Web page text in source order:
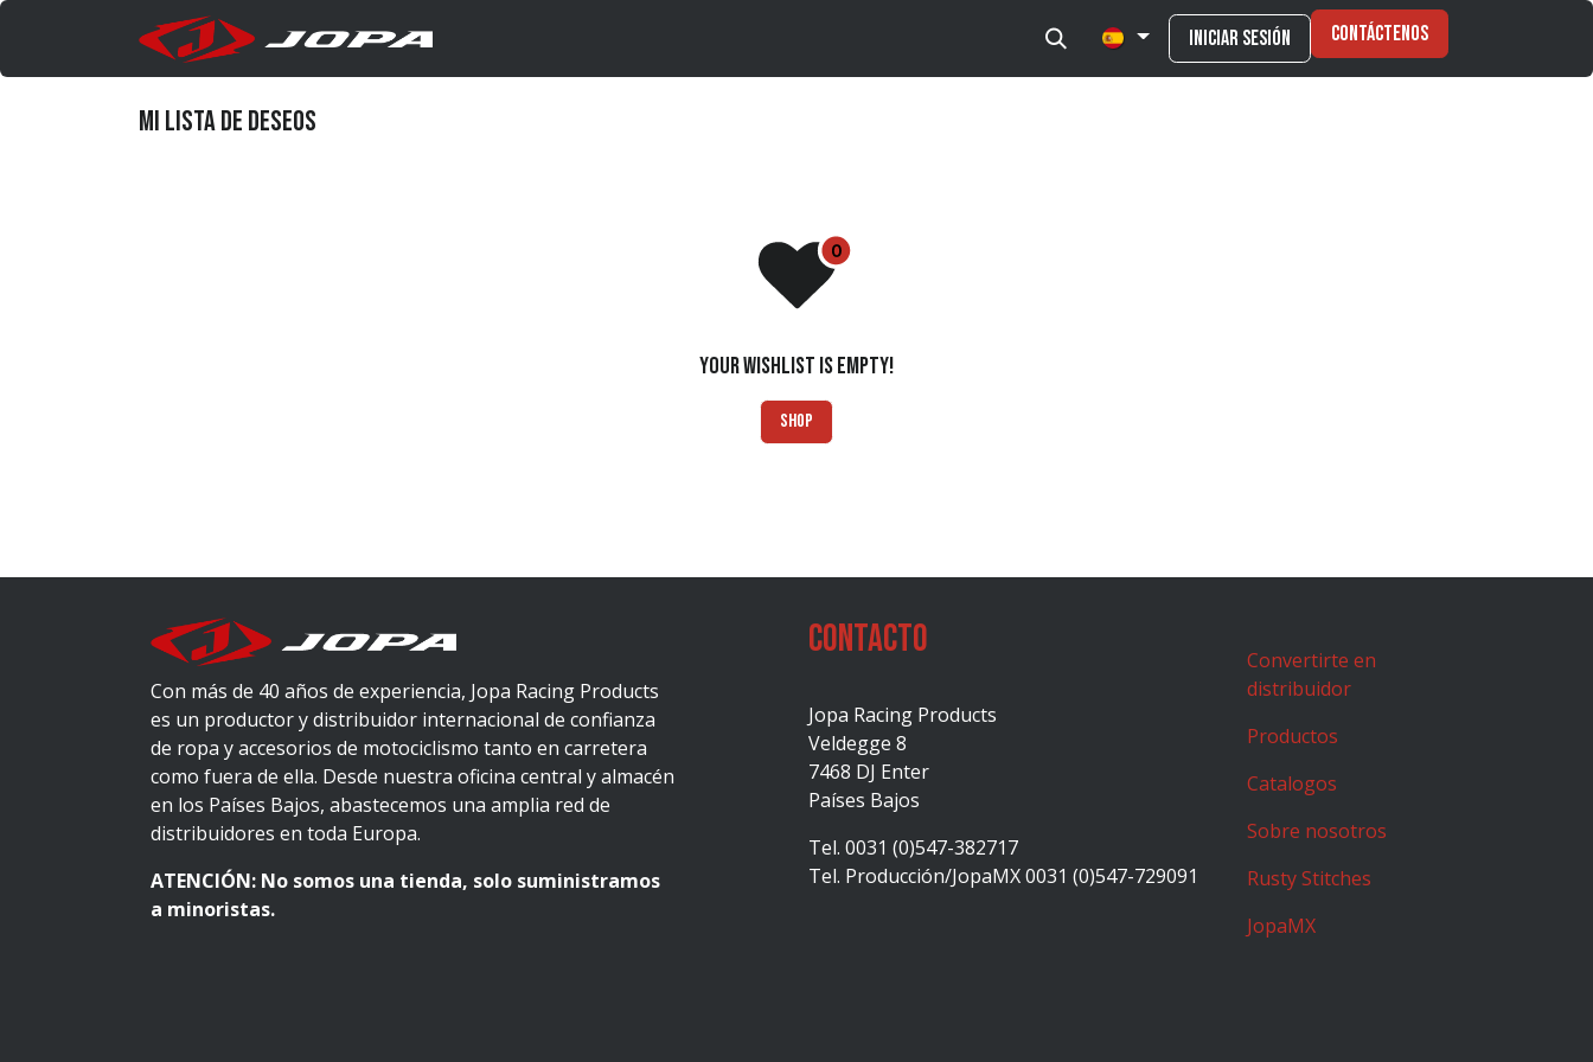
Ir al contenido
Iniciar sesión Contáctenos
Mi lista de deseos
Your wishlist is empty!
Shop
Con más de 40 años de experiencia, Jopa Racing Products
es un productor y distribuidor internacional de confianza
de ropa y accesorios de motociclismo tanto en carretera
como fuera de ella. Desde nuestra oficina central y almacén
en los Países Bajos, abastecemos una amplia red de
distribuidores en toda Europa.
ATENCIÓN: No somos una tienda, solo suministramos
a minoristas.
Contacto
Jopa Racing Products
Veldegge 8
7468 DJ Enter
Países Bajos
Tel. 0031 (0)547-382717
Tel. Producción/JopaMX 0031 (0)547-729091
Convertirte en
distribuidor
Productos
Catalogos
Sobre nosotros
Rusty Stitches
JopaMX